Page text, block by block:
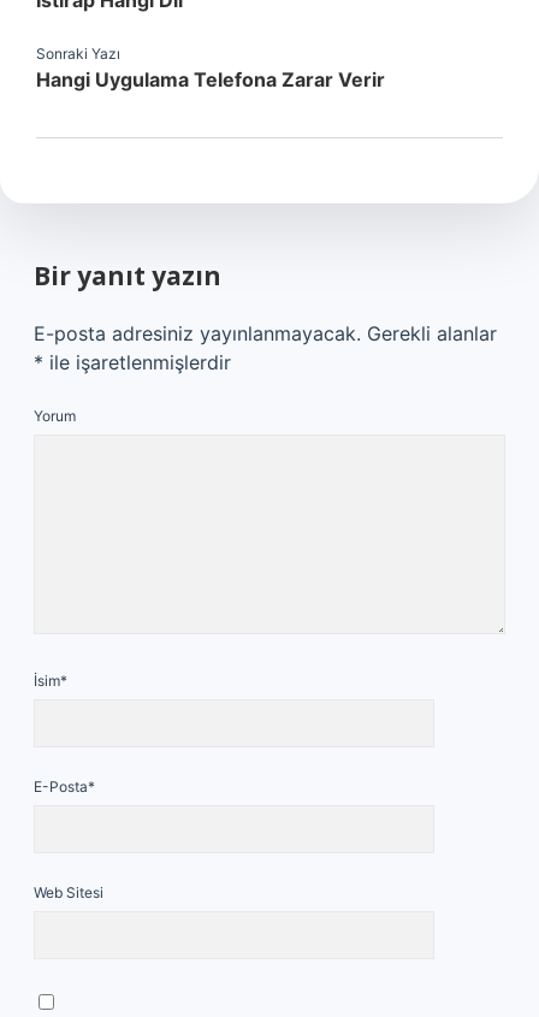
Sonraki Yazı
Hangi Uygulama Telefona Zarar Verir
Bir yanıt yazın
E-posta adresiniz yayınlanmayacak. Gerekli alanlar
* ile işaretlenmişlerdir
Yorum
İsim*
E-Posta*
Web Sitesi